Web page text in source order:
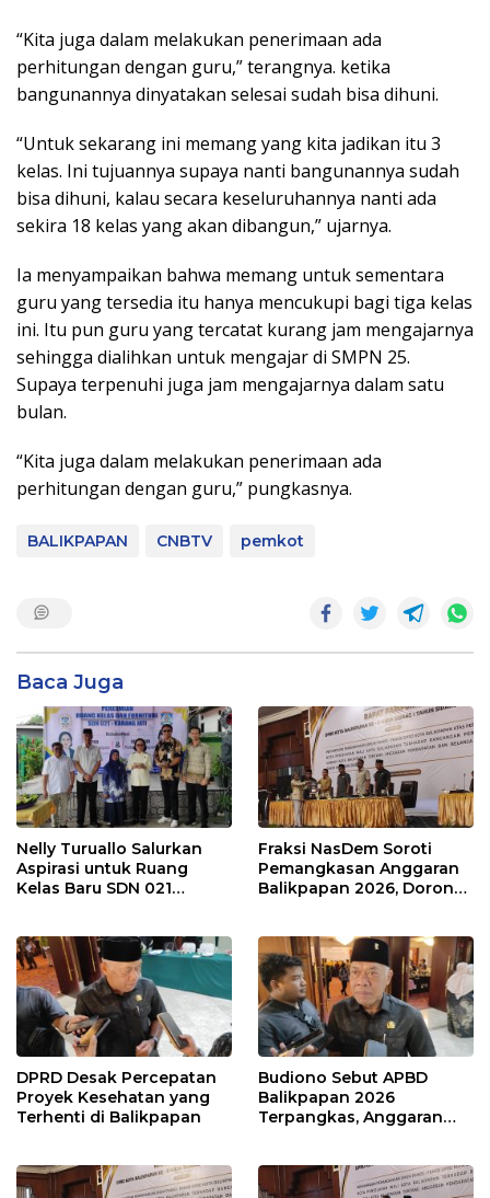
“Kita juga dalam melakukan penerimaan ada
perhitungan dengan guru,” terangnya. ketika
bangunannya dinyatakan selesai sudah bisa dihuni.
“Untuk sekarang ini memang yang kita jadikan itu 3
kelas. Ini tujuannya supaya nanti bangunannya sudah
bisa dihuni, kalau secara keseluruhannya nanti ada
sekira 18 kelas yang akan dibangun,” ujarnya.
Ia menyampaikan bahwa memang untuk sementara
guru yang tersedia itu hanya mencukupi bagi tiga kelas
ini. Itu pun guru yang tercatat kurang jam mengajarnya
sehingga dialihkan untuk mengajar di SMPN 25.
Supaya terpenuhi juga jam mengajarnya dalam satu
bulan.
“Kita juga dalam melakukan penerimaan ada
perhitungan dengan guru,” pungkasnya.
BALIKPAPAN CNBTV pemkot
Baca Juga
Nelly Turuallo Salurkan
Aspirasi untuk Ruang
Kelas Baru SDN 021
Fraksi NasDem Soroti
Pemangkasan Anggaran
Balikpapan 2026, Dorong
DPRD Desak Percepatan
Proyek Kesehatan yang
Terhenti di Balikpapan
Budiono Sebut APBD
Balikpapan 2026
Terpangkas, Anggaran